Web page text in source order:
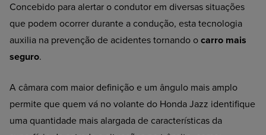
Concebido para alertar o condutor em diversas situações
que podem ocorrer durante a condução, esta tecnologia
auxilia na prevenção de acidentes tornando o carro mais
seguro.
A câmara com maior definição e um ângulo mais amplo
permite que quem vá no volante do Honda Jazz identifique
uma quantidade mais alargada de características da